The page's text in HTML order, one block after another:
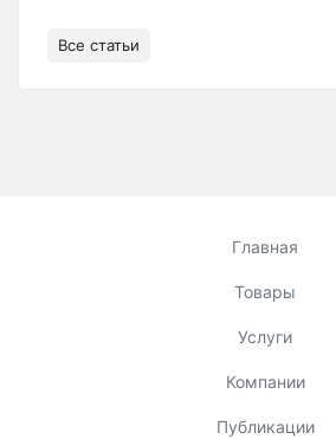
Все статьи
Главная
Товары
Услуги
Компании
Публикации